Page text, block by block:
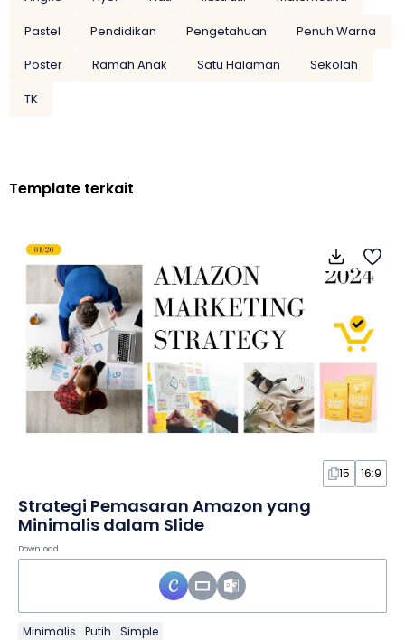
Pastel
Pendidikan Pengetahuan
Penuh Warna
Poster
Ramah Anak Satu Halaman
Sekolah
TK
Template terkait
15 16:9
Strategi Pemasaran Amazon yang
Minimalis dalam Slide
Download
Minimalis Putih Simple